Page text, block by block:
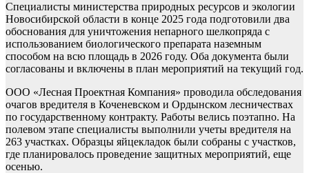
Специалисты министерства природных ресурсов и экологии
Новосибирской области в конце 2025 года подготовили два
обоснования для уничтожения непарного шелкопряда с
использованием биологического препарата наземным
способом на всю площадь в 2026 году. Оба документа были
согласованы и включены в план мероприятий на текущий год.
ООО «Лесная Проектная Компания» проводила обследования
очагов вредителя в Коченевском и Ордынском лесничествах
по государственному контракту. Работы велись поэтапно. На
полевом этапе специалисты выполнили учеты вредителя на
263 участках. Образцы яйцекладок были собраны с участков,
где планировалось проведение защитных мероприятий, еще
осенью.